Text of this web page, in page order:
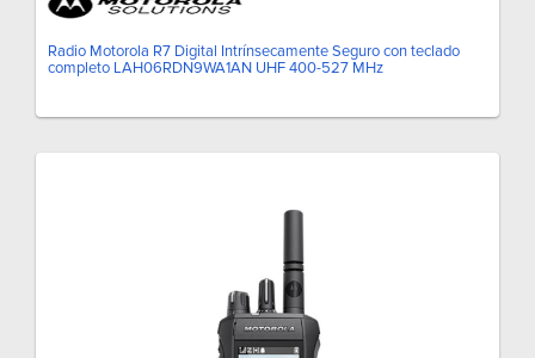
Radio Motorola R7 Digital Intrínsecamente Seguro con teclado
completo LAH06RDN9WA1AN UHF 400-527 MHz